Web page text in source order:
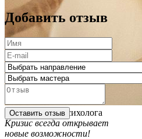
Консультация психолога
Кризис всегда открывает
новые возможности!
Добавить отзыв
Оставить отзыв